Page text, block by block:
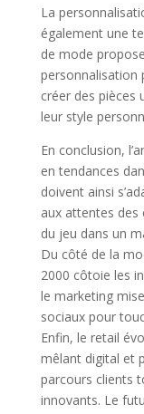
La
également une
de mode
personnalisation
créer des pièces
leur style
En conclusion,
en tendances
doivent ainsi
aux attentes
du jeu dans un
Du côté de la
2000 côtoie les
le marketing
sociaux pour
Enfin, le retail
mêlant digital et
parcours clients
innovants. Le